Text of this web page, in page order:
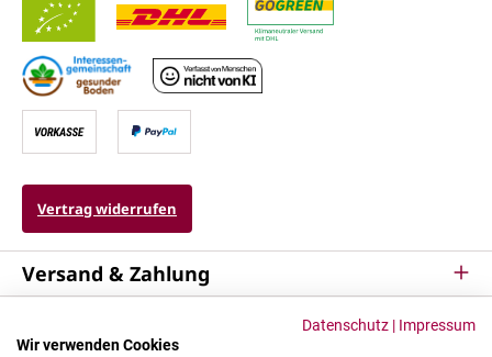
Vertrag widerrufen
Versand & Zahlung
Datenschutz | Impressum
Wir verwenden Cookies